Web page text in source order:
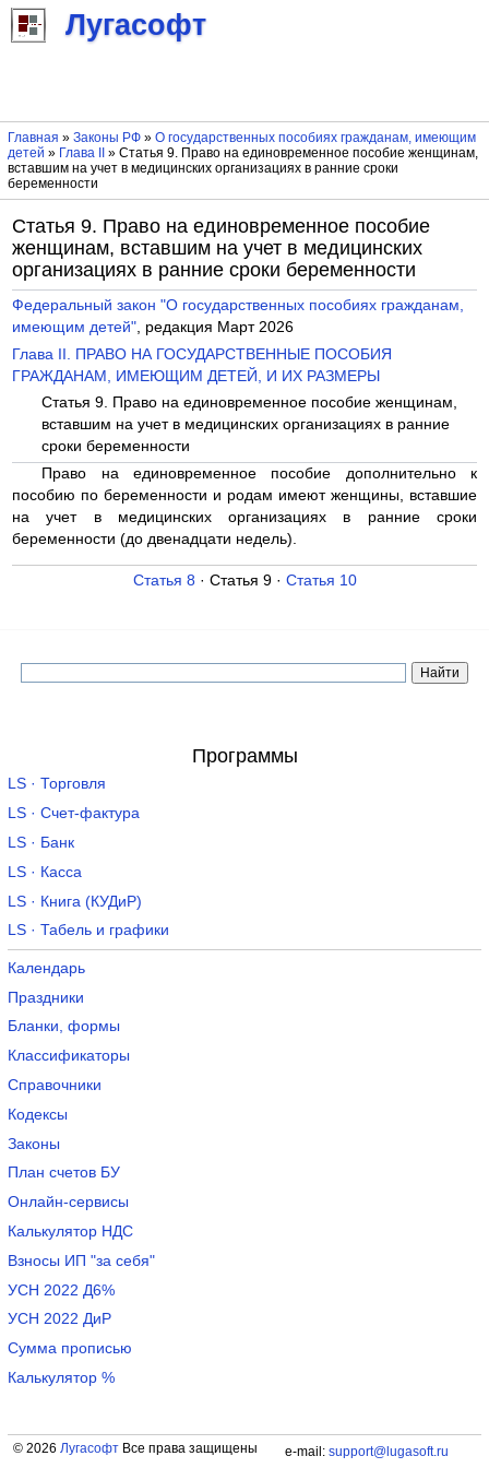
Лугасофт
Главная » Законы РФ» О государственных пособиях гражданам, имеющим
детей » Глава II
» Статья 9. Право на единовременное пособие женщинам,
вставшим на учет в медицинских организациях в ранние сроки
беременности
Статья 9. Право на единовременное пособие
женщинам, вставшим на учет в медицинских
организациях в ранние сроки беременности
Федеральный закон "О государственных пособиях гражданам,
имеющим детей", редакция Март 2026
Глава II. ПРАВО НА ГОСУДАРСТВЕННЫЕ ПОСОБИЯ
ГРАЖДАНАМ, ИМЕЮЩИМ ДЕТЕЙ, И ИХ РАЗМЕРЫ
Статья 9. Право на единовременное пособие женщинам,
вставшим на учет в медицинских организациях в ранние
сроки беременности
Право на единовременное пособие дополнительно к
пособию по беременности и родам имеют женщины, вставшие
на учет в медицинских организациях в ранние сроки
беременности (до двенадцати недель).
Статья 8 · Статья 9 · Статья 10
Программы
LS · Торговля
LS · Счет-фактура
LS · Банк
LS · Касса
LS · Книга (КУДиР)
LS · Табель и графики
Календарь
Праздники
Бланки, формы
Классификаторы
Справочники
Кодексы
Законы
План счетов БУ
Онлайн-сервисы
Калькулятор НДС
Взносы ИП "за себя"
УСН 2022 Д6%
УСН 2022 ДиР
Сумма прописью
Калькулятор %
© 2026 ЛугасофтВсе права защищены e-mail: support@lugasoft.ru